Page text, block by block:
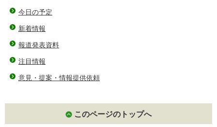
今日の予定
新着情報
報道発表資料
注目情報
意見・提案・情報提供依頼
このページのトップへ